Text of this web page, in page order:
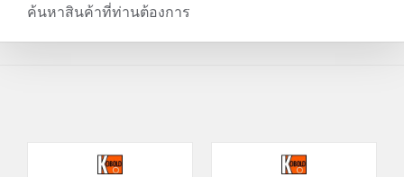
ค้นหาสินค้าที่ท่านต้องการ